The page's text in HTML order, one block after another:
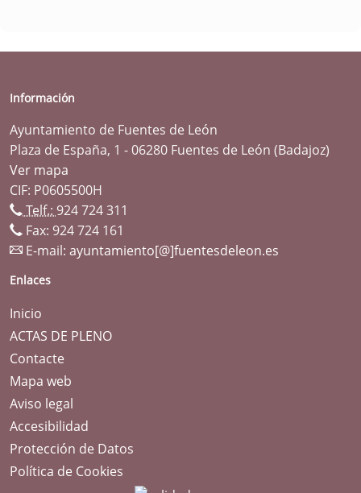
Información
Ayuntamiento de Fuentes de León
Plaza de España, 1 - 06280 Fuentes de León (Badajoz)
Ver mapa
CIF: P0605500H
Telf.: 924 724 311
Fax: 924 724 161
E-mail: ayuntamiento[@]fuentesdeleon.es
Enlaces
Inicio
ACTAS DE PLENO
Contacte
Mapa web
Aviso legal
Accesibilidad
Protección de Datos
Política de Cookies